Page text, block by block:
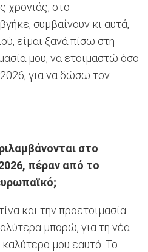
χρονιάς, στο
συμβαίνουν κι αυτά,
είμαι ξανά πίσω στη
μου, να ετοιμαστώ όσο
για να δώσω τον
στο
πέραν από το
και την προετοιμασία
μπορώ, για τη νέα
μου εαυτό. To